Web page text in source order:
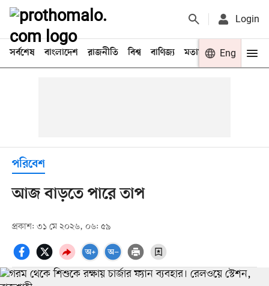
Login
সর্বশেষ বাংলাদেশ রাজনীতি বিশ্ব বাণিজ্য মতামত খেলা
Eng
পরিবেশ
আজ বাড়তে পারে তাপ
প্রকাশ: ৩১ মে ২০২৬, ০৬: ৫৯